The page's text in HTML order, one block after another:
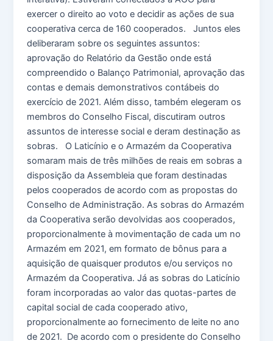
exercer o direito ao voto e decidir as ações de sua
cooperativa cerca de 160 cooperados. Juntos eles
deliberaram sobre os seguintes assuntos:
aprovação do Relatório da Gestão onde está
compreendido o Balanço Patrimonial, aprovação das
contas e demais demonstrativos contábeis do
exercício de 2021. Além disso, também elegeram os
membros do Conselho Fiscal, discutiram outros
assuntos de interesse social e deram destinação as
sobras. O Laticínio e o Armazém da Cooperativa
somaram mais de três milhões de reais em sobras a
disposição da Assembleia que foram destinadas
pelos cooperados de acordo com as propostas do
Conselho de Administração. As sobras do Armazém
da Cooperativa serão devolvidas aos cooperados,
proporcionalmente à movimentação de cada um no
Armazém em 2021, em formato de bônus para a
aquisição de quaisquer produtos e/ou serviços no
Armazém da Cooperativa. Já as sobras do Laticínio
foram incorporadas ao valor das quotas-partes de
capital social de cada cooperado ativo,
proporcionalmente ao fornecimento de leite no ano
de 2021. De acordo com o presidente do Conselho